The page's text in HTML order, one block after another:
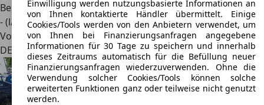
Benzin
- (l/100 km)
Von privat
DE 45661Recklinghausen, Stadt
Einwilligung werden nutzungsbasierte Informationen an
von Ihnen kontaktierte Händler übermittelt. Einige
Cookies/Tools werden von den Anbietern verwendet, um
von Ihnen bei Finanzierungsanfragen angegebene
Informationen für 30 Tage zu speichern und innerhalb
dieses Zeitraums automatisch für die Befüllung neuer
Finanzierungsanfragen wiederzuverwenden. Ohne die
Verwendung solcher Cookies/Tools können solche
erweiterten Funktionen ganz oder teilweise nicht genutzt
werden.